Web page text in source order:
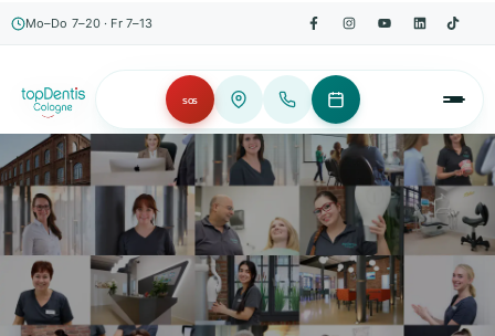
Mo–Do 7–20 · Fr 7–13
SOS